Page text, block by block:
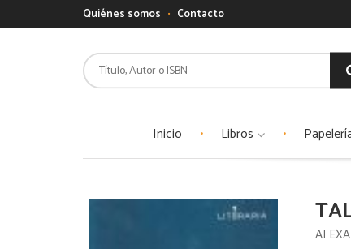
Quiénes somos Contacto
Inicio Libros